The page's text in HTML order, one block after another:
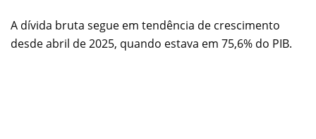
A dívida bruta segue em tendência de crescimento
desde abril de 2025, quando estava em 75,6% do PIB.